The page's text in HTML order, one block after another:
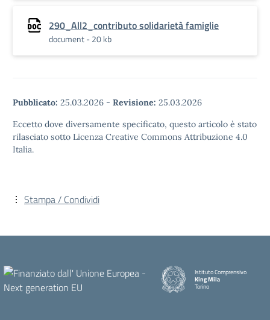
290_All2_contributo solidarietà famiglie
document - 20 kb
Pubblicato: 25.03.2026 - Revisione: 25.03.2026
Eccetto dove diversamente specificato, questo articolo è stato
rilasciato sotto Licenza Creative Commons Attribuzione 4.0
Italia.
Stampa / Condividi
Istituto Comprensivo
King Mila
Torino